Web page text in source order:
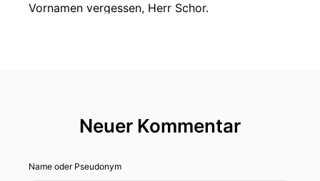
Vornamen vergessen, Herr Schor.
00:00:45: Inhofer Ausfahrtssenden.
Neuer Kommentar
Name oder Pseudonym